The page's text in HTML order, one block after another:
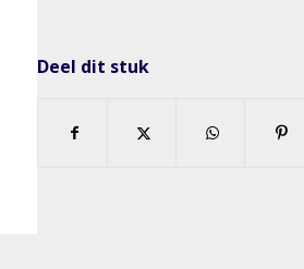
Deel dit stuk